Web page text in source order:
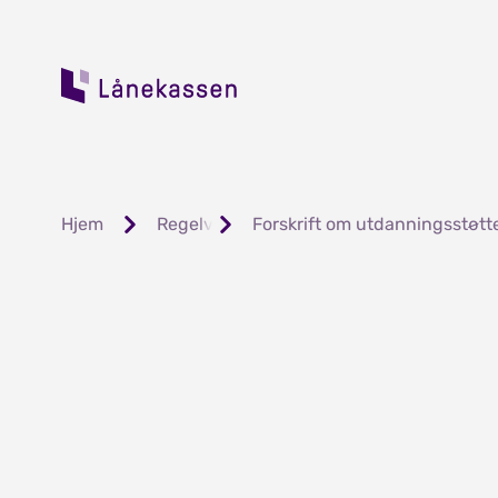
Hjem Regelverk og forskrifter
Forskrift om